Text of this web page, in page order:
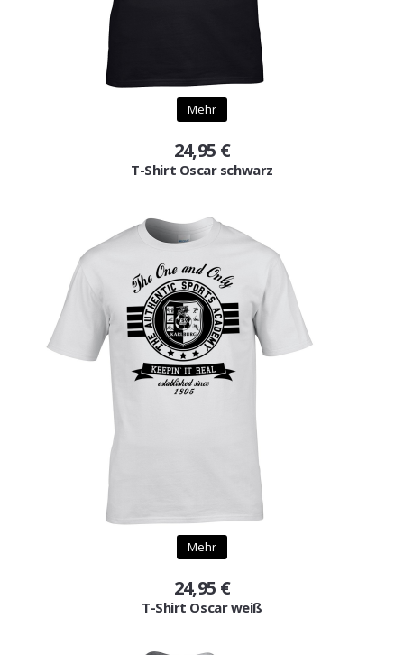
Mehr
24,95 €
T-Shirt Oscar schwarz
Mehr
24,95 €
T-Shirt Oscar weiß